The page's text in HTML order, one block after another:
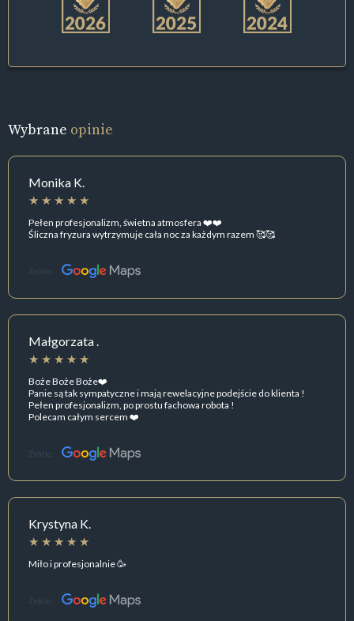
Wybrane opinie
Monika K.
Pełen profesjonalizm, świetna atmosfera ❤️❤️
Śliczna fryzura wytrzymuje cała noc za każdym razem 🥰🥰
Źródło:
Małgorzata .
Boże Boże Boże❤️
Panie są tak sympatyczne i mają rewelacyjne podejście do klienta !
Pełen profesjonalizm, po prostu fachowa robota !
Polecam całym sercem ❤️
Źródło:
Krystyna K.
Miło i profesjonalnie 🥳
Źródło: